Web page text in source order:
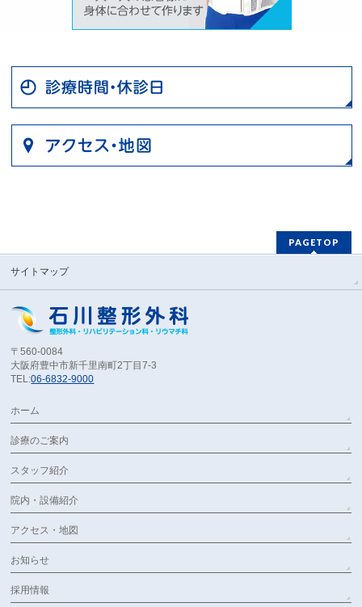
PAGETOP
サイトマップ
〒560-0084
大阪府豊中市新千里南町2丁目7-3
TEL:06-6832-9000
ホーム
診療のご案内
スタッフ紹介
院内・設備紹介
アクセス・地図
お知らせ
採用情報